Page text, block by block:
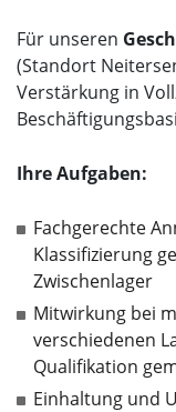
Für unseren
(Standort
Verstärkung in
Ihre Aufgaben:
Fachgerechte
Klassifizierung
Zwischenlager
Mitwirkung bei
verschiedenen
Qualifikation
Einhaltung und